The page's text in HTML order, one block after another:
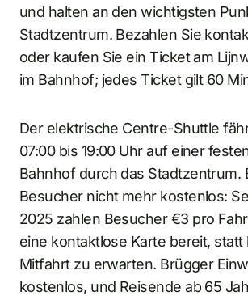
und halten an den wichtigsten
Stadtzentrum. Bezahlen Sie
oder kaufen Sie ein Ticket am
im Bahnhof; jedes Ticket gilt 60
Der elektrische Centre-Shuttle
07:00 bis 19:00 Uhr auf einer
Bahnhof durch das Stadtzentrum.
Besucher nicht mehr kostenlos:
2025 zahlen Besucher €3 pro
eine kontaktlose Karte bereit,
Mitfahrt zu erwarten. Brügger
kostenlos, und Reisende ab 65